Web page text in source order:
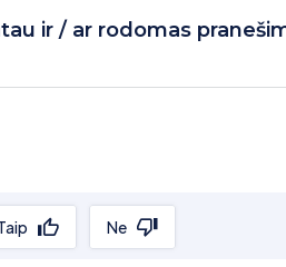
ir / ar rodomas
Ne